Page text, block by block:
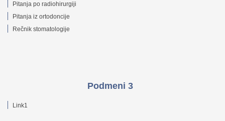
Pitanja po radiohirurgiji
Pitanja iz ortodoncije
Rečnik stomatologije
Podmeni 3
Link1